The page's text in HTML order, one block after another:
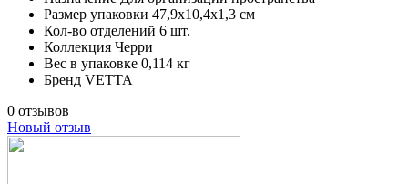
Размер упаковки 47,9х10,4х1,3 см
Кол-во отделений 6 шт.
Коллекция Черри
Вес в упаковке 0,114 кг
Бренд VETTA
0 отзывов
Новый отзыв